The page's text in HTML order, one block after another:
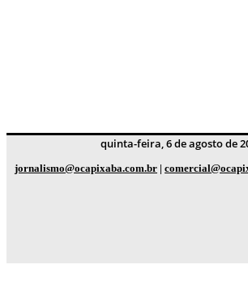
quinta-feira, 6 de agosto de
jornalismo@ocapixaba.com.br |